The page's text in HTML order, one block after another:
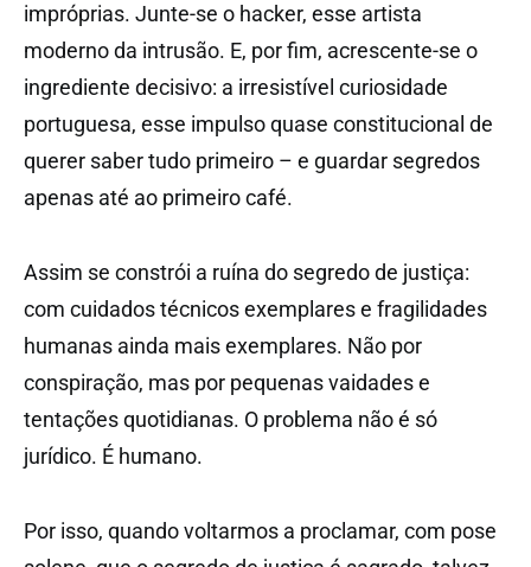
impróprias. Junte-se o hacker, esse artista
moderno da intrusão. E, por fim, acrescente-se o
ingrediente decisivo: a irresistível curiosidade
portuguesa, esse impulso quase constitucional de
querer saber tudo primeiro – e guardar segredos
apenas até ao primeiro café.
Assim se constrói a ruína do segredo de justiça:
com cuidados técnicos exemplares e fragilidades
humanas ainda mais exemplares. Não por
conspiração, mas por pequenas vaidades e
tentações quotidianas. O problema não é só
jurídico. É humano.
Por isso, quando voltarmos a proclamar, com pose